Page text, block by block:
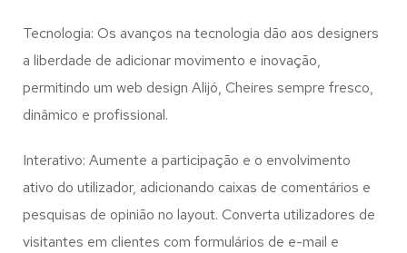
Tecnologia: Os avanços na tecnologia dão aos designers
a liberdade de adicionar movimento e inovação,
permitindo um web design Alijó, Cheires sempre fresco,
dinâmico e profissional.
Interativo: Aumente a participação e o envolvimento
ativo do utilizador, adicionando caixas de comentários e
pesquisas de opinião no layout. Converta utilizadores de
visitantes em clientes com formulários de e-mail e